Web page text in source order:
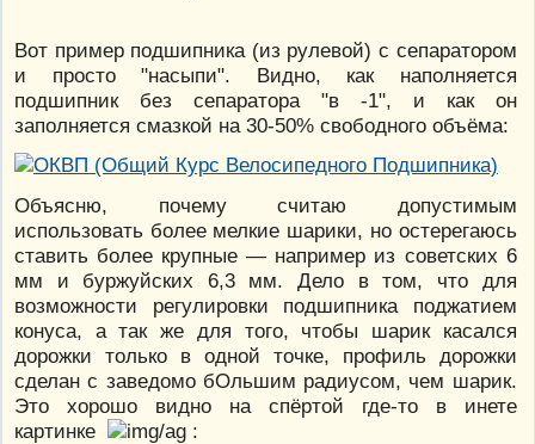
Вот пример подшипника (из рулевой) с сепаратором
и просто "насыпи". Видно, как наполняется
подшипник без сепаратора "в -1", и как он
заполняется смазкой на 30-50% свободного объёма:
Объясню, почему считаю допустимым
использовать более мелкие шарики, но остерегаюсь
ставить более крупные — например из советских 6
мм и буржуйских 6,3 мм. Дело в том, что для
возможности регулировки подшипника поджатием
конуса, а так же для того, чтобы шарик касался
дорожки только в одной точке, профиль дорожки
сделан с заведомо бОльшим радиусом, чем шарик.
Это хорошо видно на спёртой где-то в инете
картинке
: